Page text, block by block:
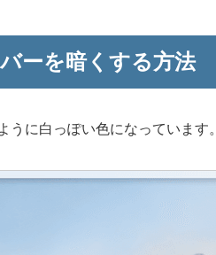
ーを暗くする方法
うに白っぽい色になっています。